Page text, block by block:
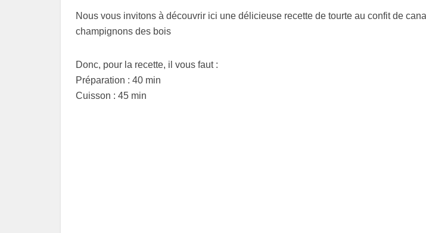
Nous vous invitons à découvrir ici une délicieuse recette de tourte au confit de
champignons des bois
Donc, pour la recette, il vous faut :
Préparation : 40 min
Cuisson : 45 min